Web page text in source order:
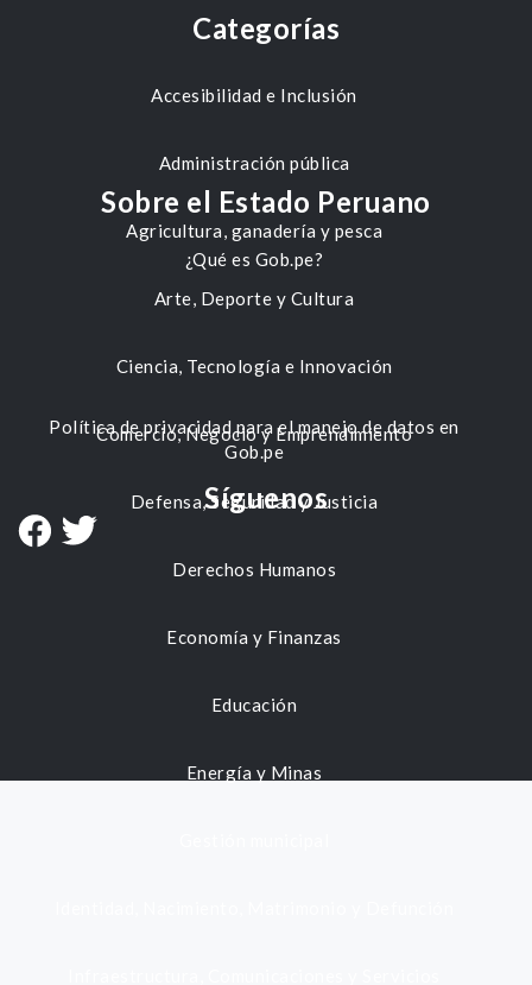
Categorías
Accesibilidad e Inclusión
Administración pública
Agricultura, ganadería y pesca
Arte, Deporte y Cultura
Ciencia, Tecnología e Innovación
Comercio, Negocio y Emprendimiento
Defensa, Seguridad y Justicia
Derechos Humanos
Economía y Finanzas
Educación
Energía y Minas
Sobre el Estado Peruano
¿Qué es Gob.pe?
Política de privacidad para el manejo de datos en
Gob.pe
Síguenos